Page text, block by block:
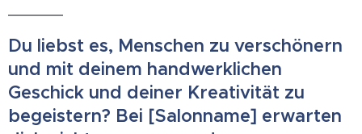
Du liebst es, Menschen zu verschönern
und mit deinem handwerklichen
Geschick und deiner Kreativität zu
begeistern? Bei [Salonname] erwarten